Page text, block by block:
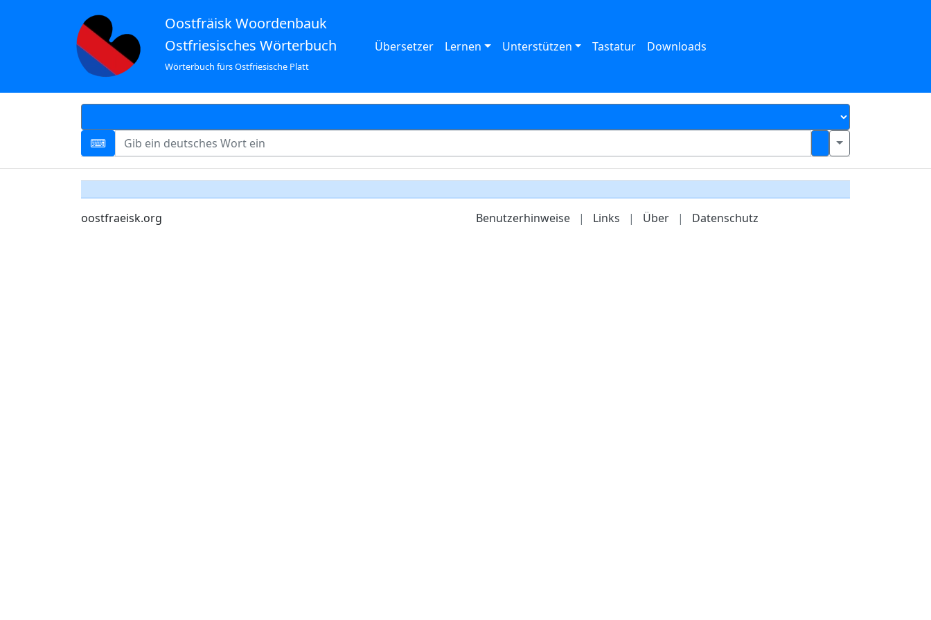
Oostfräisk Woordenbauk
Ostfriesisches Wörterbuch
Wörterbuch fürs Ostfriesische Platt
Übersetzer Lernen Unterstützen Tastatur Downloads
oostfraeisk.org Benutzerhinweise | Links | Über | Datenschutz